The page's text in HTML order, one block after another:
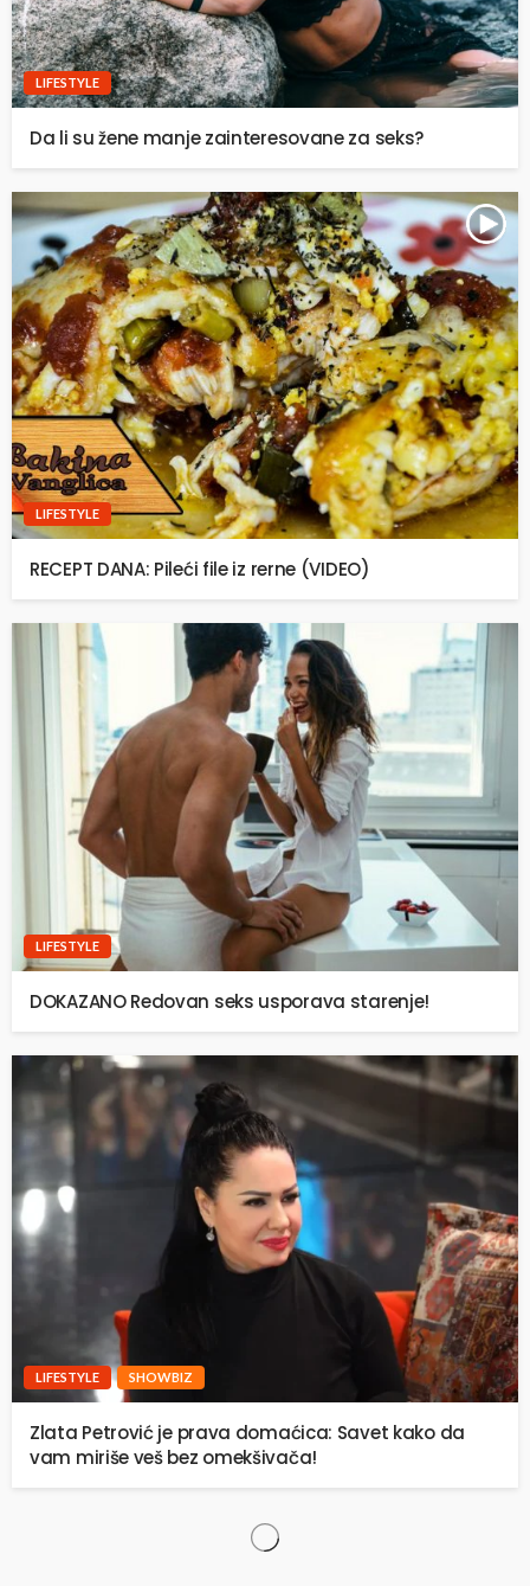
LIFESTYLE
Da li su žene manje zainteresovane za seks?
LIFESTYLE
RECEPT DANA: Pileći file iz rerne (VIDEO)
LIFESTYLE
DOKAZANO Redovan seks usporava starenje!
LIFESTYLE SHOWBIZ
Zlata Petrović je prava domaćica: Savet kako da
vam miriše veš bez omekšivača!